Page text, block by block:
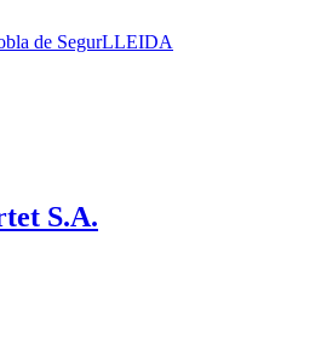
de SegurLLEIDA
S.A.